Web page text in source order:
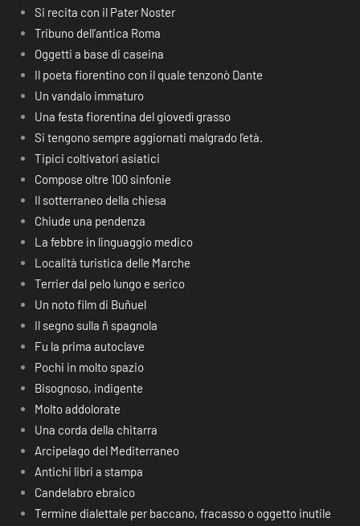
Si recita con il Pater Noster
Tribuno dell’antica Roma
Oggetti a base di caseina
Il poeta fiorentino con il quale tenzonò Dante
Un vandalo immaturo
Una festa fiorentina del giovedì grasso
Si tengono sempre aggiornati malgrado l’età.
Tipici coltivatori asiatici
Compose oltre 100 sinfonie
Il sotterraneo della chiesa
Chiude una pendenza
La febbre in linguaggio medico
Località turistica delle Marche
Terrier dal pelo lungo e serico
Un noto film di Buñuel
Il segno sulla ñ spagnola
Fu la prima autoclave
Pochi in molto spazio
Bisognoso, indigente
Molto addolorate
Una corda della chitarra
Arcipelago del Mediterraneo
Antichi libri a stampa
Candelabro ebraico
Termine dialettale per baccano, fracasso o oggetto inutile